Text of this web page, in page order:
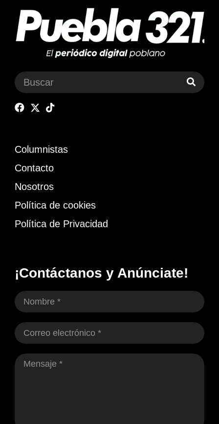
Columnistas
Contacto
Nosotros
Política de cookies
Política de Privacidad
¡Contáctanos y Anúnciate!